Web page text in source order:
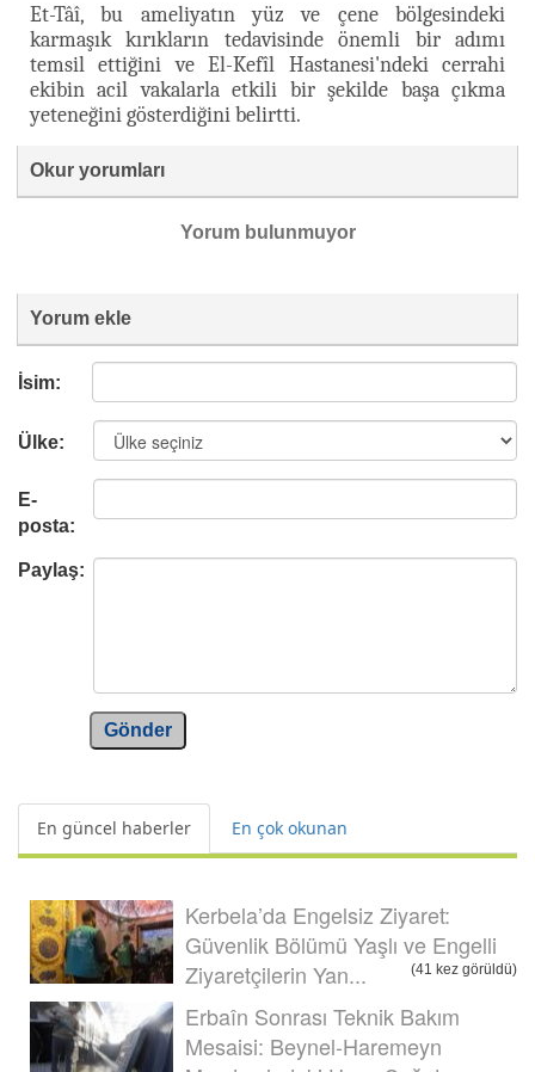
Et-Tâî, bu ameliyatın yüz ve çene bölgesindeki
karmaşık kırıkların tedavisinde önemli bir adımı
temsil ettiğini ve El-Kefîl Hastanesi'ndeki cerrahi
ekibin acil vakalarla etkili bir şekilde başa çıkma
yeteneğini gösterdiğini belirtti.
Okur yorumları
Yorum bulunmuyor
Yorum ekle
İsim:
Ülke:
E-
posta:
Paylaş:
Gönder
En güncel haberler En çok okunan
Kerbela’da Engelsiz Ziyaret:
Güvenlik Bölümü Yaşlı ve Engelli
Ziyaretçilerin Yan...
(41 kez görüldü)
Erbaîn Sonrası Teknik Bakım
Mesaisi: Beynel-Haremeyn